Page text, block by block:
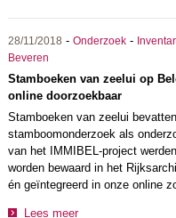
28/11/2018 - Onderzoek-
Beveren
Stamboeken van zeelui op
online doorzoekbaar
Stamboeken van zeelui
stamboomonderzoek als
van het IMMIBEL-project
worden bewaard in het
én geïntegreerd in onze online
Lees meer